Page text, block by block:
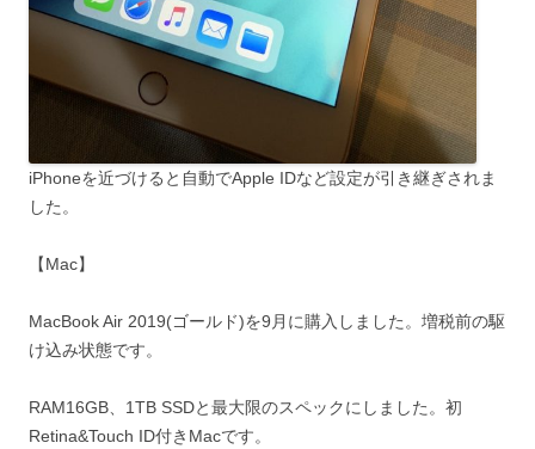
iPhoneを近づけると自動でApple IDなど設定が引き継ぎされま
した。
【Mac】
MacBook Air 2019(ゴールド)を9月に購入しました。増税前の駆
け込み状態です。
RAM16GB、1TB SSDと最大限のスペックにしました。初
Retina&Touch ID付きMacです。